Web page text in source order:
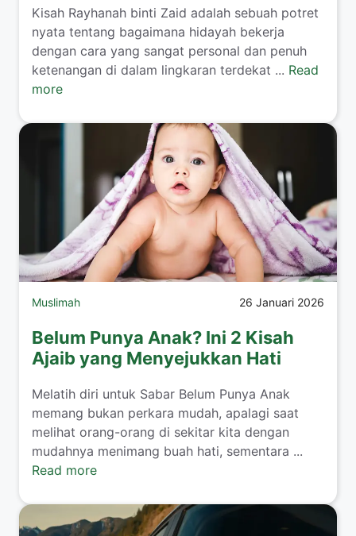
​Kisah Rayhanah binti Zaid adalah sebuah potret
nyata tentang bagaimana hidayah bekerja
dengan cara yang sangat personal dan penuh
ketenangan di dalam lingkaran terdekat ... Read
more
Muslimah 26 Januari 2026
Belum Punya Anak? Ini 2 Kisah
Ajaib yang Menyejukkan Hati
​Melatih diri untuk Sabar Belum Punya Anak
memang bukan perkara mudah, apalagi saat
melihat orang-orang di sekitar kita dengan
mudahnya menimang buah hati, sementara ...
Read more